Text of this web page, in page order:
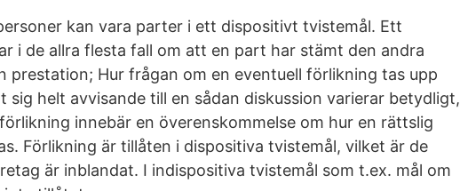
kan vara parter i ett dispositivt tvistemål. Ett
i de allra flesta fall om att en part har stämt den andra
prestation; Hur frågan om en eventuell förlikning tas upp
sig helt avvisande till en sådan diskussion varierar betydligt,
innebär en överenskommelse om hur en rättslig
Förlikning är tillåten i dispositiva tvistemål, vilket är de
är inblandat. I indispositiva tvistemål som t.ex. mål om